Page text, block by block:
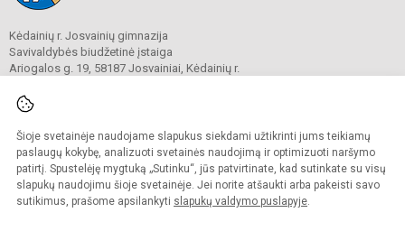
Šioje svetainėje naudojame slapukus siekdami užtikrinti jums teikiamų
paslaugų kokybę, analizuoti svetainės naudojimą ir optimizuoti naršymo
patirtį. Spustelėję mygtuką „Sutinku“, jūs patvirtinate, kad sutinkate su visų
slapukų naudojimu šioje svetainėje. Jei norite atšaukti arba pakeisti savo
sutikimus, prašome apsilankyti slapukų valdymo puslapyje.
Kėdainių r. Josvainių gimnazija
Savivaldybės biudžetinė įstaiga
Ariogalos g. 19, 58187 Josvainiai, Kėdainių r.
El. p.
Duomenys kaupiami ir saugomi
Juridinių asmenų registre
Įmonės kodas 191018728